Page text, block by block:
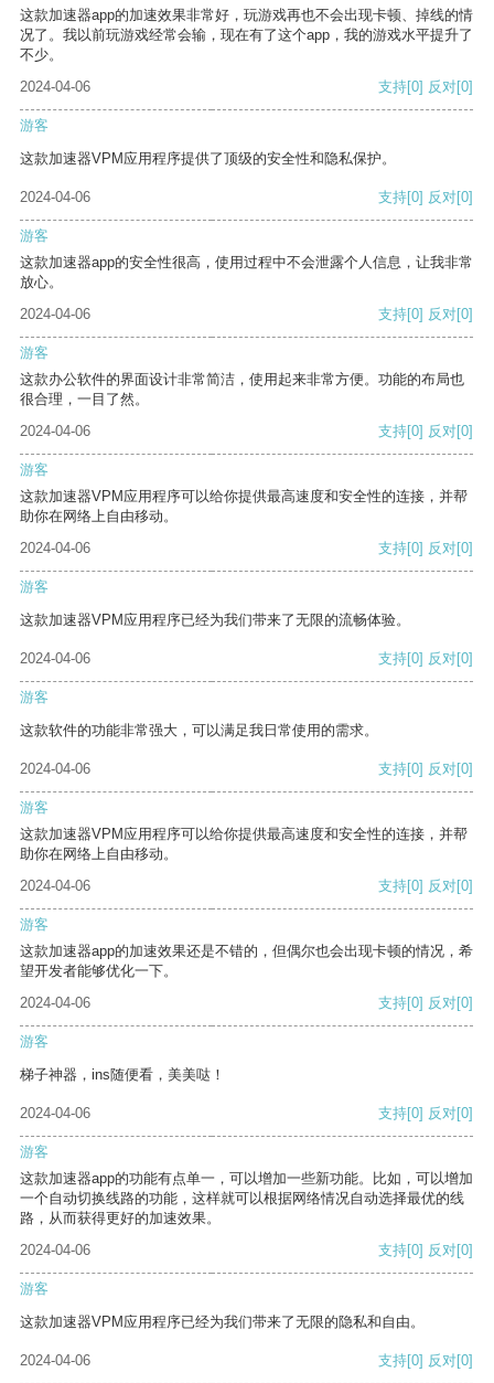
这款加速器app的加速效果非常好，玩游戏再也不会出现卡顿、掉线的情
况了。我以前玩游戏经常会输，现在有了这个app，我的游戏水平提升了
不少。
2024-04-06
支持[0] 反对[0]
游客
这款加速器VPM应用程序提供了顶级的安全性和隐私保护。
2024-04-06 支持[0] 反对[0]
游客
这款加速器app的安全性很高，使用过程中不会泄露个人信息，让我非常
放心。
2024-04-06
支持[0] 反对[0]
游客
这款办公软件的界面设计非常简洁，使用起来非常方便。功能的布局也
很合理，一目了然。
2024-04-06
支持[0] 反对[0]
游客
这款加速器VPM应用程序可以给你提供最高速度和安全性的连接，并帮
助你在网络上自由移动。
2024-04-06
支持[0] 反对[0]
游客
这款加速器VPM应用程序已经为我们带来了无限的流畅体验。
2024-04-06 支持[0] 反对[0]
游客
这款软件的功能非常强大，可以满足我日常使用的需求。
2024-04-06 支持[0] 反对[0]
游客
这款加速器VPM应用程序可以给你提供最高速度和安全性的连接，并帮
助你在网络上自由移动。
2024-04-06
支持[0] 反对[0]
游客
这款加速器app的加速效果还是不错的，但偶尔也会出现卡顿的情况，希
望开发者能够优化一下。
2024-04-06
支持[0] 反对[0]
游客
梯子神器，ins随便看，美美哒！
2024-04-06 支持[0] 反对[0]
游客
这款加速器app的功能有点单一，可以增加一些新功能。比如，可以增加
一个自动切换线路的功能，这样就可以根据网络情况自动选择最优的线
路，从而获得更好的加速效果。
2024-04-06
支持[0] 反对[0]
游客
这款加速器VPM应用程序已经为我们带来了无限的隐私和自由。
2024-04-06 支持[0] 反对[0]